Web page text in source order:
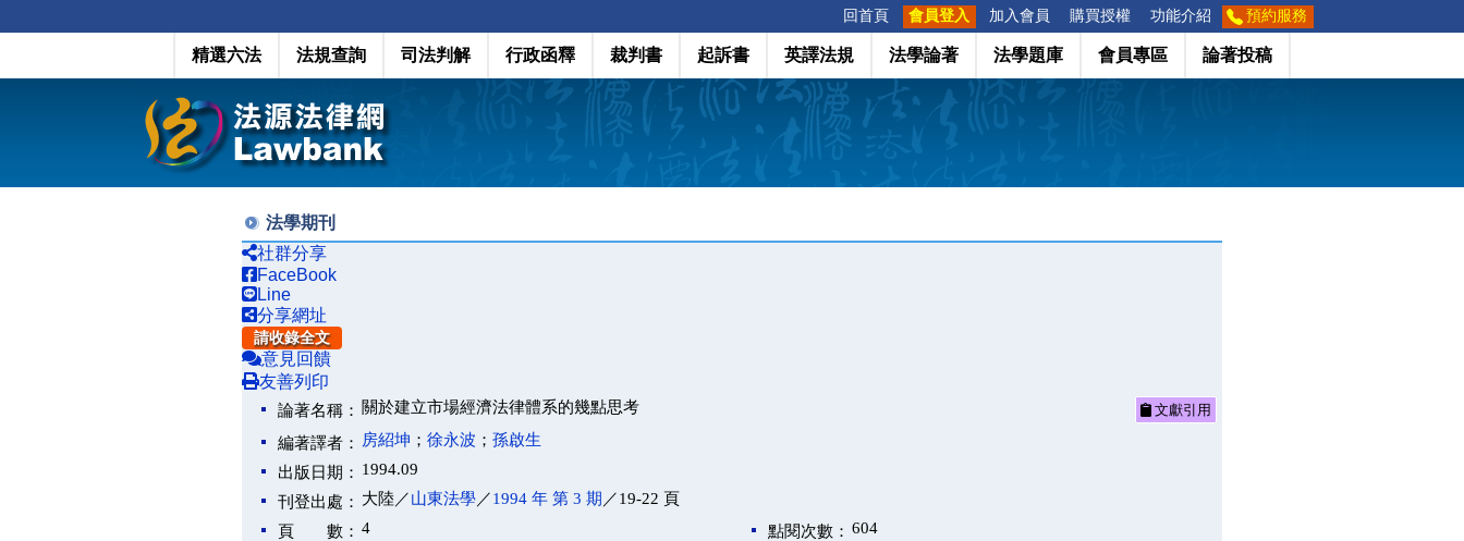
回首頁 會員登入 加入會員 購買授權 功能介紹 預約服務
精選六法 法規查詢 司法判解 行政函釋 裁判書 起訴書 英譯法規 法學論著 法學題庫 會員專區 論著投稿
法學期刊
社群分享
FaceBook
Line
分享網址
請收錄全文
意見回饋
友善列印
論著名稱： 關於建立市場經濟法律體系的幾點思考 文獻引用
編著譯者： 房紹坤 ； 徐永波 ； 孫啟生
出版日期： 1994.09
刊登出處： 大陸／山東法學／1994 年 第 3 期 ／19-22 頁
頁 數： 4 點閱次數： 604